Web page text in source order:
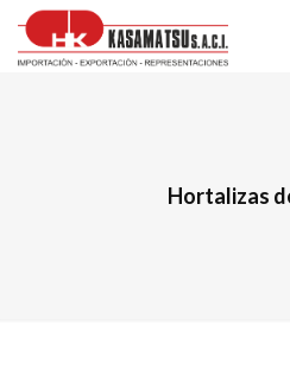
Hortalizas